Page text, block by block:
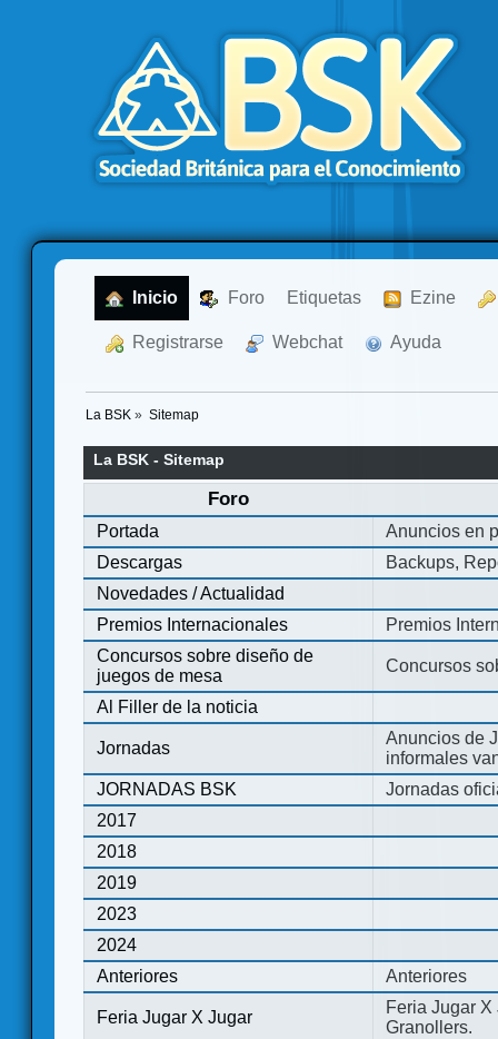
Inicio Foro Etiquetas Ezine
Registrarse Webchat Ayuda
La BSK » Sitemap
La BSK - Sitemap
Foro
Portada
Anuncios en
Descargas
Backups,
Novedades / Actualidad
Premios Internacionales
Premios
Concursos sobre diseño de
juegos de mesa
Concursos
Al Filler de la noticia
Jornadas
Anuncios de
informales
JORNADAS BSK
Jornadas
2017
2018
2019
2023
2024
Anteriores
Anteriores
Feria Jugar X Jugar
Feria Jugar
Granollers.